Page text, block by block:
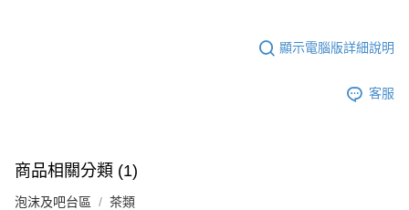
購買商品的店家。未經商家同意取消之訂單仍視為有效，需透過AFTEE先享
※ 交易是否成功請以「AFTEE先享後付 」之結帳頁面顯示為準，若有關於
是否繳費成功／繳費後需取消欲退款等相關疑問，請聯繫「AFTEE先享後付
１．透過由恩沛科技股份有限公司提供之「AFTEE先享後付」服務完成之交
易，需依本服務之必要範圍內提供個人資料，並將交易相關給付款項請求債
權轉讓予恩沛科技股份有限公司。
9.5kg
每筆NT$90，滿NT$990(含以上)免運費
顯示電腦版詳細說明
客服
商品相關分類 (1)
泡沫及吧台區 茶類